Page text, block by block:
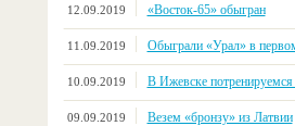
12.09.2019 «Восток-65» обыгран
11.09.2019 Обыграли «Урал» в
10.09.2019 В Ижевске
09.09.2019 Везем «бронзу» из Латвии